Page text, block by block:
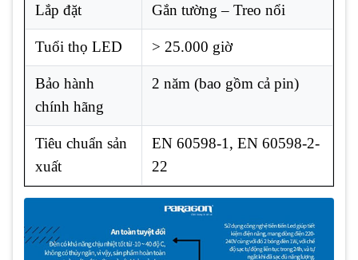
Lắp đặt Gắn tường – Treo nổi
Tuổi thọ LED > 25.000 giờ
Bảo hành
chính hãng
2 năm (bao gồm cả pin)
Tiêu chuẩn sản
xuất
EN 60598-1, EN 60598-2-
22